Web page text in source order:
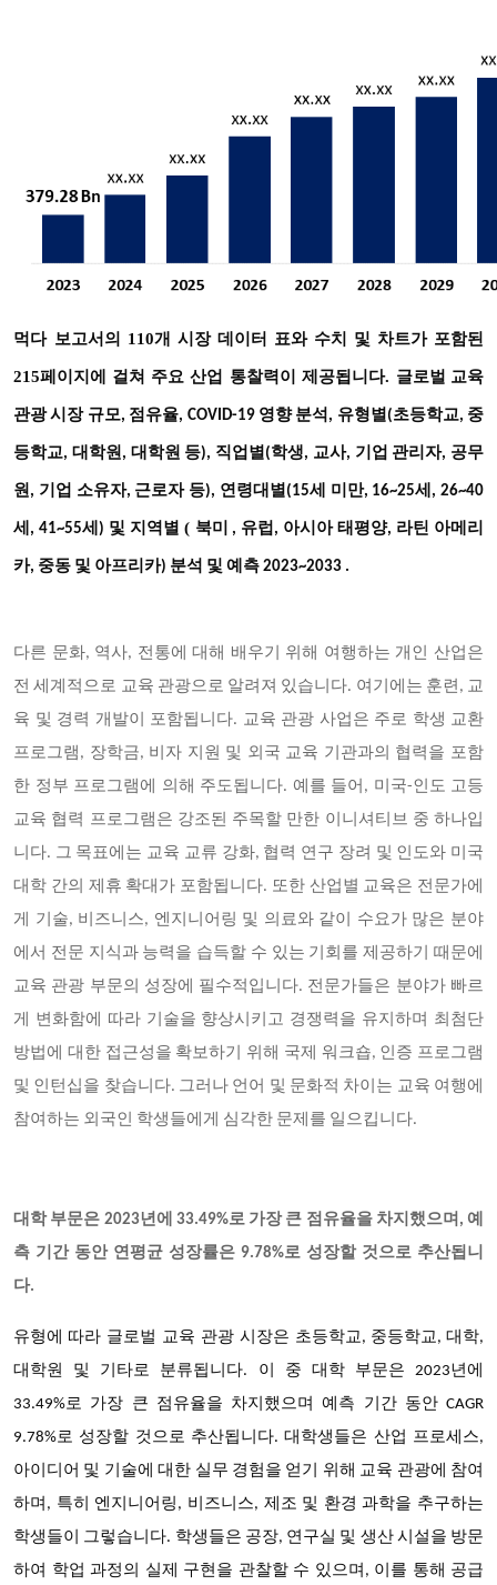
먹다 보고서의 110개 시장 데이터 표와 수치 및 차트가 포함된
215페이지에 걸쳐 주요 산업 통찰력이 제공됩니다. 글로벌 교육
관광 시장 규모, 점유율, COVID-19 영향 분석, 유형별(초등학교, 중
등학교, 대학원, 대학원 등), 직업별(학생, 교사, 기업 관리자, 공무
원, 기업 소유자, 근로자 등), 연령대별(15세 미만, 16~25세, 26~40
세, 41~55세) 및 지역별 ( 북미 , 유럽, 아시아 태평양, 라틴 아메리
카, 중동 및 아프리카) 분석 및 예측 2023~2033 .
다른 문화, 역사, 전통에 대해 배우기 위해 여행하는 개인 산업은
전 세계적으로 교육 관광으로 알려져 있습니다. 여기에는 훈련, 교
육 및 경력 개발이 포함됩니다. 교육 관광 사업은 주로 학생 교환
프로그램, 장학금, 비자 지원 및 외국 교육 기관과의 협력을 포함
한 정부 프로그램에 의해 주도됩니다. 예를 들어, 미국-인도 고등
교육 협력 프로그램은 강조된 주목할 만한 이니셔티브 중 하나입
니다. 그 목표에는 교육 교류 강화, 협력 연구 장려 및 인도와 미국
대학 간의 제휴 확대가 포함됩니다. 또한 산업별 교육은 전문가에
게 기술, 비즈니스, 엔지니어링 및 의료와 같이 수요가 많은 분야
에서 전문 지식과 능력을 습득할 수 있는 기회를 제공하기 때문에
교육 관광 부문의 성장에 필수적입니다. 전문가들은 분야가 빠르
게 변화함에 따라 기술을 향상시키고 경쟁력을 유지하며 최첨단
방법에 대한 접근성을 확보하기 위해 국제 워크숍, 인증 프로그램
및 인턴십을 찾습니다. 그러나 언어 및 문화적 차이는 교육 여행에
참여하는 외국인 학생들에게 심각한 문제를 일으킵니다.
대학 부문은 2023년에 33.49%로 가장 큰 점유율을 차지했으며, 예
측 기간 동안 연평균 성장률은 9.78%로 성장할 것으로 추산됩니
다.
유형에 따라 글로벌 교육 관광시장은 초등학교, 중등학교, 대학,
대학원 및 기타로 분류됩니다. 이 중 대학 부문은 2023년에
33.49%로 가장 큰 점유율을 차지했으며 예측 기간 동안 CAGR
9.78%로 성장할 것으로 추산됩니다. 대학생들은 산업 프로세스,
아이디어 및 기술에 대한 실무 경험을 얻기 위해 교육 관광에 참여
하며, 특히 엔지니어링, 비즈니스, 제조 및 환경 과학을 추구하는
학생들이 그렇습니다. 학생들은 공장, 연구실 및 생산 시설을 방문
하여 학업 과정의 실제 구현을 관찰할 수 있으며, 이를 통해 공급